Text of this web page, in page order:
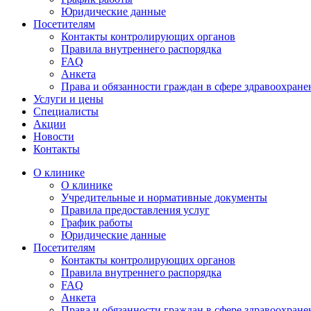
Юридические данные
Посетителям
Контакты контролирующих органов
Правила внутреннего распорядка
FAQ
Анкета
Права и обязанности граждан в сфере
Услуги и цены
Специалисты
Акции
Новости
Контакты
О клинике
О клинике
Учредительные и нормативные документы
Правила предоставления услуг
График работы
Юридические данные
Посетителям
Контакты контролирующих органов
Правила внутреннего распорядка
FAQ
Анкета